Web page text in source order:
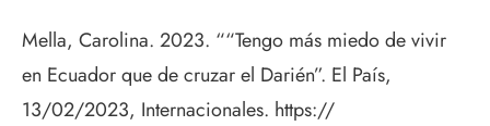
Mella, Carolina. 2023. ““Tengo más miedo de vivir
en Ecuador que de cruzar el Darién”. El País,
13/02/2023, Internacionales. https://